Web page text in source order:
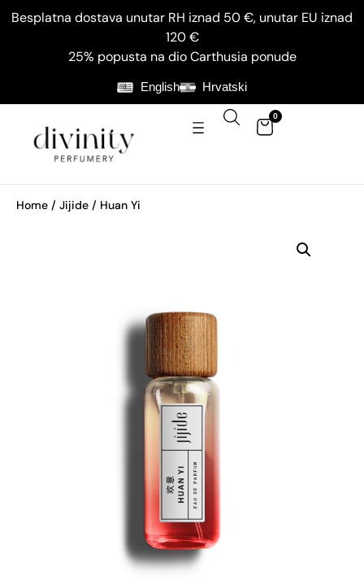
Besplatna dostava unutar RH iznad 50 €, unutar EU iznad
120 €
25% popusta na dio Carthusia ponude
English Hrvatski
0
Home / Jijide / Huan Yi